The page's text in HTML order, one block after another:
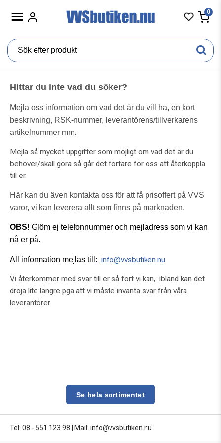
0
Hittar du inte vad du söker?
Mejla oss information om vad det är du vill ha, en kort
beskrivning, RSK-nummer, leverantörens/tillverkarens
artikelnummer mm.
Mejla så mycket uppgifter som möjligt om vad det är du
behöver/skall göra så går det fortare för oss att återkoppla
till er.
Här kan du även kontakta oss för att få prisoffert på VVS
varor, vi kan leverera allt som finns på marknaden.
OBS! Glöm ej telefonnummer och mejladress som vi kan
nå er på.
All information mejlas till: info@vvsbutiken.nu
Vi återkommer med svar till er så fort vi kan, ibland kan det
dröja lite längre pga att vi måste invänta svar från våra
leverantörer.
Se hela sortimentet
Tel: 08 - 551 123 98 Mail: info@vvsbutiken.nu